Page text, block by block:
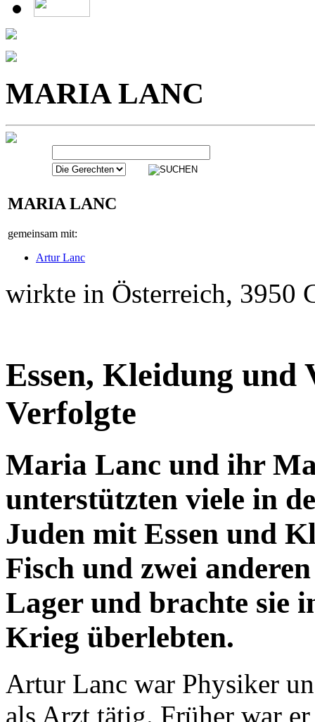
MARIA LANC
wirkte in Österreich, 3950
Essen, Kleidung und
Verfolgte
Maria Lanc und ihr
unterstützten viele in
Juden mit Essen und
Fisch und zwei
Lager und brachte sie
Krieg überlebten.
Artur Lanc war Physiker
als Arzt tätig. Früher war